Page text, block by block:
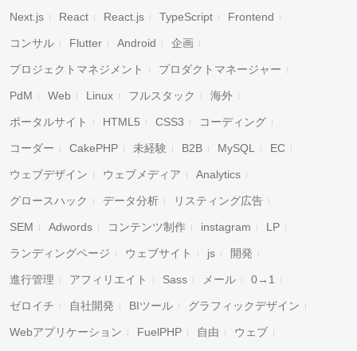
キャンセル 検索
Next.js React React.js TypeScript Frontend
コンサル Flutter Android 企画
プロジェクトマネジメント プロダクトマネージャー
PdM Web Linux フルスタック 海外
ポータルサイト HTML5 CSS3 コーディング
コーダー CakePHP 未経験 B2B MySQL EC
ウェブデザイン ウェブメディア Analytics
グロースハック データ分析 リスティング広告
SEM Adwords コンテンツ制作 instagram LP
ランディングページ ウェブサイト js 開発
進行管理 アフィリエイト Sass メール 0→1
ゼロイチ 自社開発 BIツール グラフィックデザイン
Webアプリケーション FuelPHP 自由 ウェブ